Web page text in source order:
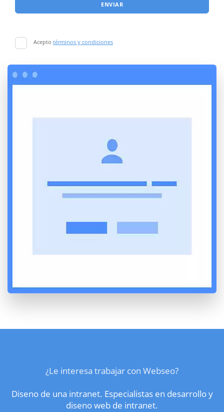
ENVIAR
Acepto términos y condiciones
¿Le interesa trabajar con Webseo?
Diseno de una intranet. Especialistas en desarrollo y
diseno web de intranet.